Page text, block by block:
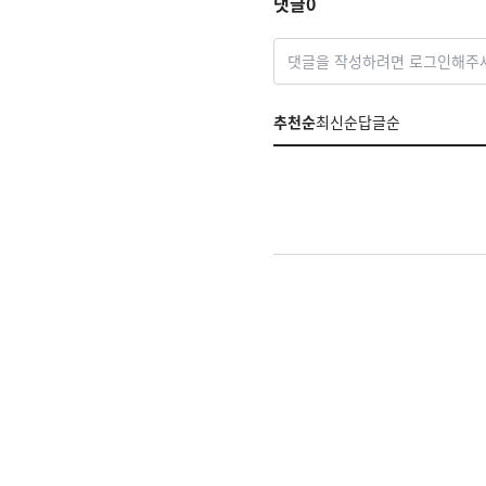
댓글을 작성하려면 로그인해주
추천순최신순답글순